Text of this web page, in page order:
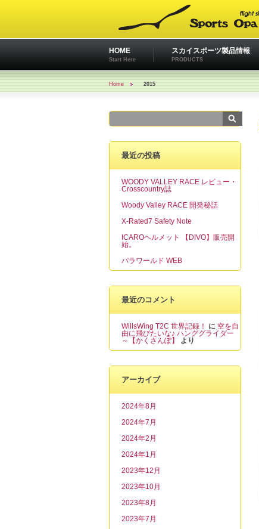
HOME
Start Here
スカイスポーツ製品情報
PRODUCTS
Home 2015
最近の投稿
WOODY VALLEY RACE レビュー・
Crosscountry誌
Woody Valley RACE 開発秘話
X-Rated7 Safety Note
ICAROヘルメット 【DIVO】販売開
始。
パラワールド WEB
最近のコメント
WillsWing T2C 世界記録！ に 空を自
由に飛びたいな♪ ハンググライダー
～【かくさんぽ】
より
アーカイブ
2024年8月
2024年7月
2024年2月
2024年1月
2023年12月
2023年10月
2023年8月
2023年7月